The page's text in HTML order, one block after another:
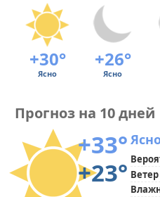
+30° +26°
Ясно Ясно
Прогноз на 10 дней
+33°
+23°